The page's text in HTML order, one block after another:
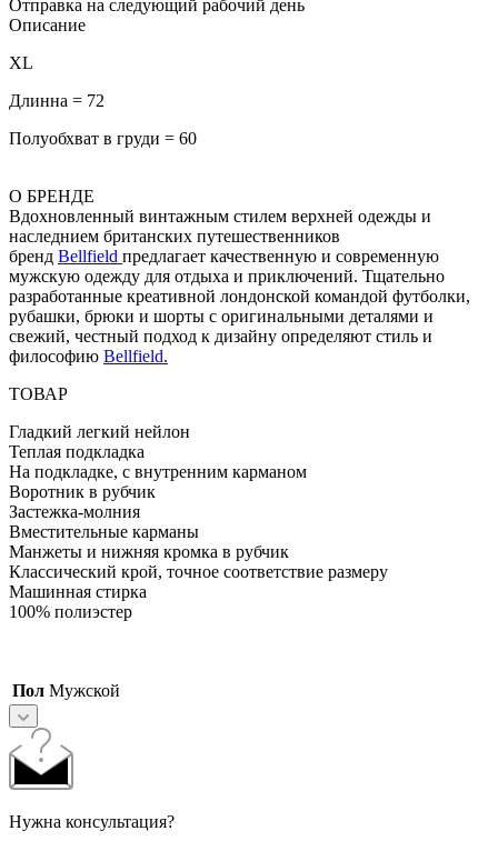
Отправка на следующий рабочий день
Описание
XL
Длинна = 72
Полуобхват в груди = 60
О БРЕНДЕ
Вдохновленный винтажным стилем верхней одежды и
наследнием британских путешественников
бренд Bellfield предлагает качественную и современную
мужскую одежду для отдыха и приключений. Тщательно
разработанные креативной лондонской командой футболки,
рубашки, брюки и шорты с оригинальными деталями и
свежий, честный подход к дизайну определяют стиль и
философию Bellfield.
ТОВАР
Гладкий легкий нейлон
Теплая подкладка
На подкладке, с внутренним карманом
Воротник в рубчик
Застежка-молния
Вместительные карманы
Манжеты и нижняя кромка в рубчик
Классический крой, точное соответствие размеру
Машинная стирка
100% полиэстер
Пол Мужской
Нужна консультация?